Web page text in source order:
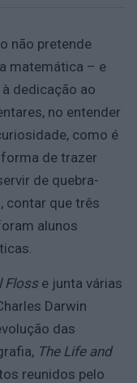
não pretende
matemática – e
dedicação ao
no entender
como é
forma de trazer
de quebra-
contar que três
alunos
Flosse junta várias
Darwin
das
The Life and
reunidos pelo